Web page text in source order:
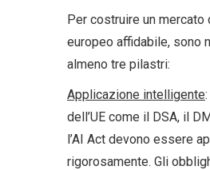
Per costruire un mercato
europeo affidabile, sono
almeno tre pilastri:
Applicazione intelligente
dell’UE come il DSA, il
l’AI Act devono essere
rigorosamente. Gli